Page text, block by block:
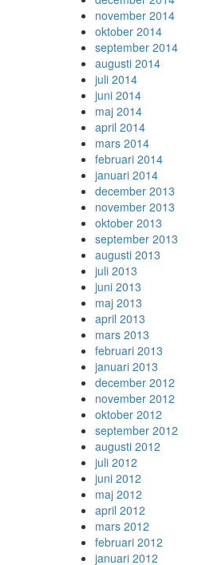
november 2014
oktober 2014
september 2014
augusti 2014
juli 2014
juni 2014
maj 2014
april 2014
mars 2014
februari 2014
januari 2014
december 2013
november 2013
oktober 2013
september 2013
augusti 2013
juli 2013
juni 2013
maj 2013
april 2013
mars 2013
februari 2013
januari 2013
december 2012
november 2012
oktober 2012
september 2012
augusti 2012
juli 2012
juni 2012
maj 2012
april 2012
mars 2012
februari 2012
januari 2012